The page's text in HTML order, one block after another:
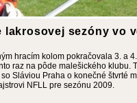
lakrosovej sezóny vo
hracím kolom pokračovala 3. a
raz na pôde malešického klubu.
Sláviou Praha o konečné štvrté
NFLL pre sezónu 2009.